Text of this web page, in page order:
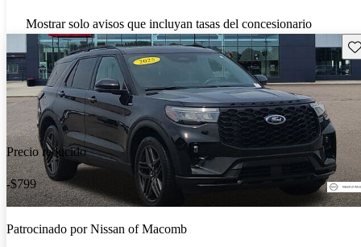
Mostrar solo avisos que incluyan tasas del concesionario
Precio reducido
-$799
Patrocinado porNissan of Macomb